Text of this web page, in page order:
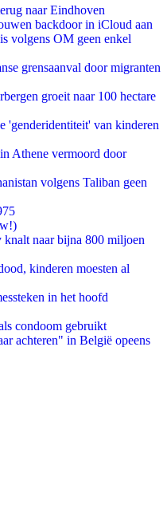
naar Eindhoven
backdoor in iCloud aan
volgens OM geen enkel
grensaanval door migranten
groeit naar 100 hectare
'genderidentiteit' van kinderen
Athene vermoord door
volgens Taliban geen
naar bijna 800 miljoen
kinderen moesten al
in het hoofd
condoom gebruikt
achteren" in België opeens